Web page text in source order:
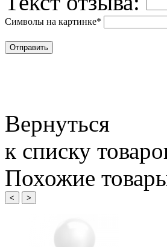
Символы на картинке*
Вернуться
к списку
Похожие
< >